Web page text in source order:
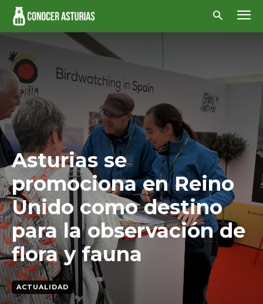
Asturias se
promociona en Reino
Unido como destino
para la observación de
flora y fauna
ACTUALIDAD